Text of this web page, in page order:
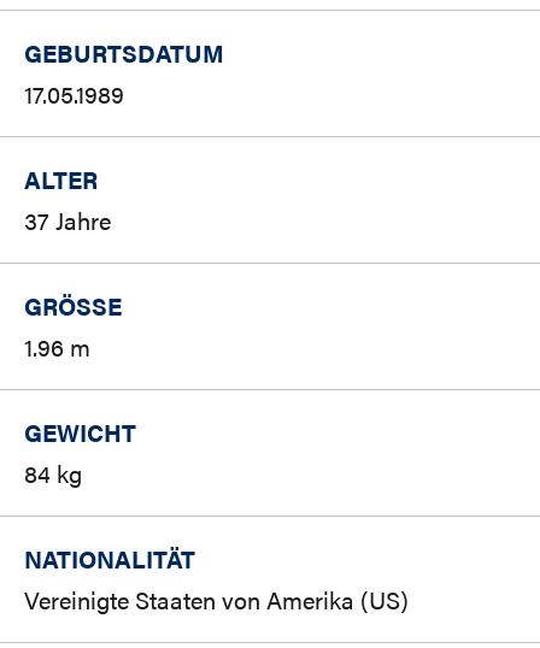
GEBURTSDATUM
17.05.1989
ALTER
37 Jahre
GRÖSSE
1.96 m
GEWICHT
84 kg
NATIONALITÄT
Vereinigte Staaten von Amerika (US)